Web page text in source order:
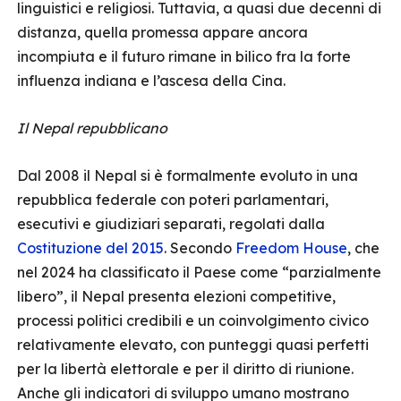
linguistici e religiosi. Tuttavia, a quasi due decenni di
distanza, quella promessa appare ancora
incompiuta e il futuro rimane in bilico fra la forte
influenza indiana e l’ascesa della Cina.
Il Nepal repubblicano
Dal 2008 il Nepal si è formalmente evoluto in una
repubblica federale con poteri parlamentari,
esecutivi e giudiziari separati, regolati dalla
Costituzione del 2015. Secondo Freedom House, che
nel 2024 ha classificato il Paese come “parzialmente
libero”, il Nepal presenta elezioni competitive,
processi politici credibili e un coinvolgimento civico
relativamente elevato, con punteggi quasi perfetti
per la libertà elettorale e per il diritto di riunione.
Anche gli indicatori di sviluppo umano mostrano